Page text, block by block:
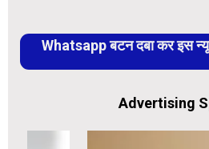
Whatsapp बटन दबा कर इस
Advertising